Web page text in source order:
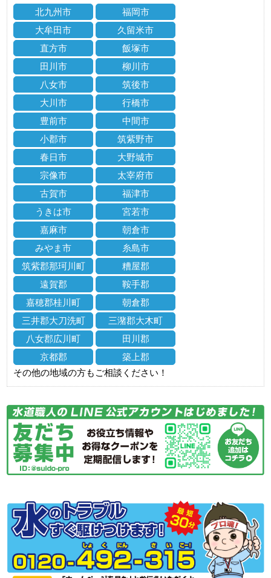
北九州市
福岡市
大牟田市
久留米市
直方市
飯塚市
田川市
柳川市
八女市
筑後市
大川市
行橋市
豊前市
中間市
小郡市
筑紫野市
春日市
大野城市
宗像市
太宰府市
古賀市
福津市
うきは市
宮若市
嘉麻市
朝倉市
みやま市
糸島市
筑紫郡那珂川町
糟屋郡
遠賀郡
鞍手郡
嘉穂郡桂川町
朝倉郡
三井郡大刀洗町
三潴郡大木町
八女郡広川町
田川郡
京都郡
築上郡
その他の地域の方もご相談ください！